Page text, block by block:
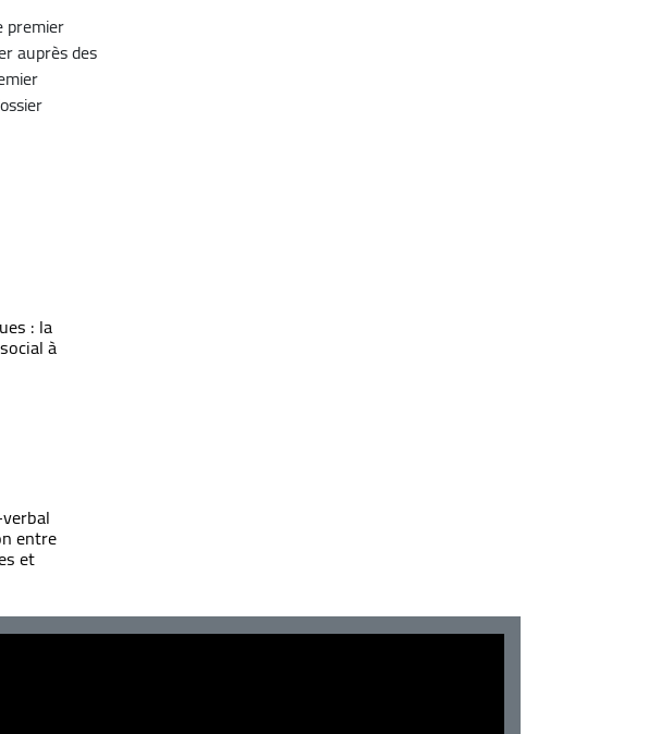
premier
auprès des
: la
à
entre
et